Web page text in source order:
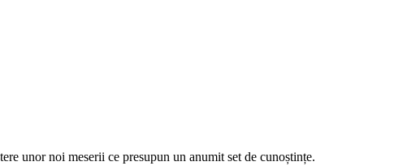
unor noi meserii ce presupun un anumit set de cunoștințe.